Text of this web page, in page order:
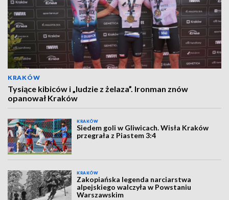
KRAKÓW
Tysiące kibiców i „ludzie z żelaza”. Ironman znów
opanował Kraków
KRAKÓW
Siedem goli w Gliwicach. Wisła Kraków
przegrała z Piastem 3:4
KRAKÓW
Zakopiańska legenda narciarstwa
alpejskiego walczyła w Powstaniu
Warszawskim